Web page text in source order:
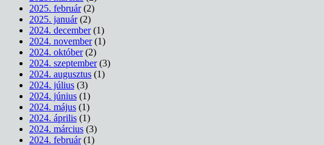
2025. február(2)
2025. január(2)
2024. december(1)
2024. november(1)
2024. október(2)
2024. szeptember(3)
2024. augusztus (1)
2024. július (3)
2024. június (1)
2024. május (1)
2024. április (1)
2024. március (3)
2024. február(1)